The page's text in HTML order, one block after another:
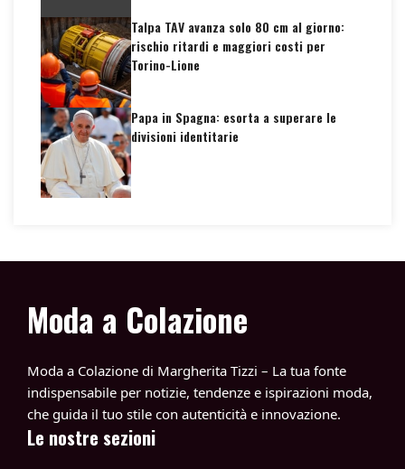
Talpa TAV avanza solo 80 cm al giorno:
rischio ritardi e maggiori costi per
Torino-Lione
Papa in Spagna: esorta a superare le
divisioni identitarie
Moda a Colazione
Moda a Colazione di Margherita Tizzi – La tua fonte
indispensabile per notizie, tendenze e ispirazioni moda,
che guida il tuo stile con autenticità e innovazione.
Le nostre sezioni